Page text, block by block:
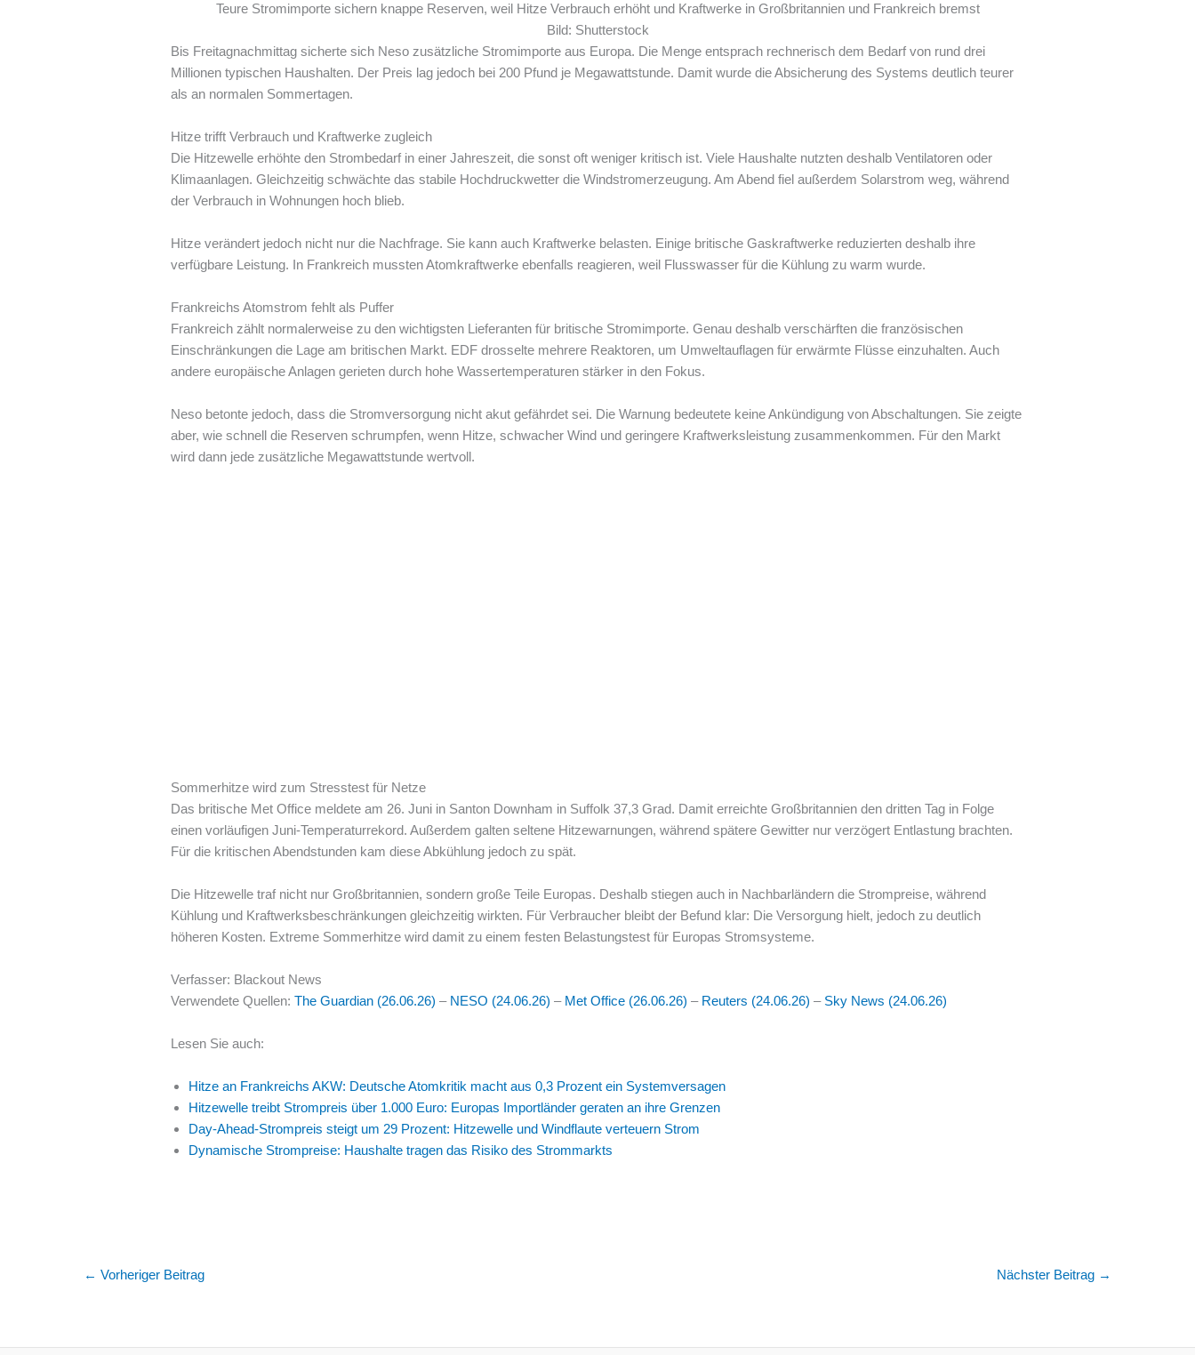
Teure Stromimporte sichern knappe Reserven, weil Hitze Verbrauch erhöht und Kraftwerke in Großbritannien und Frankreich bremst
Bild: Shutterstock
Bis Freitagnachmittag sicherte sich Neso zusätzliche Stromimporte aus Europa. Die Menge entsprach rechnerisch dem Bedarf von rund drei
Millionen typischen Haushalten. Der Preis lag jedoch bei 200 Pfund je Megawattstunde. Damit wurde die Absicherung des Systems deutlich teurer
als an normalen Sommertagen.
Hitze trifft Verbrauch und Kraftwerke zugleich
Die Hitzewelle erhöhte den Strombedarf in einer Jahreszeit, die sonst oft weniger kritisch ist. Viele Haushalte nutzten deshalb Ventilatoren oder
Klimaanlagen. Gleichzeitig schwächte das stabile Hochdruckwetter die Windstromerzeugung. Am Abend fiel außerdem Solarstrom weg, während
der Verbrauch in Wohnungen hoch blieb.
Hitze verändert jedoch nicht nur die Nachfrage. Sie kann auch Kraftwerke belasten. Einige britische Gaskraftwerke reduzierten deshalb ihre
verfügbare Leistung. In Frankreich mussten Atomkraftwerke ebenfalls reagieren, weil Flusswasser für die Kühlung zu warm wurde.
Frankreichs Atomstrom fehlt als Puffer
Frankreich zählt normalerweise zu den wichtigsten Lieferanten für britische Stromimporte. Genau deshalb verschärften die französischen
Einschränkungen die Lage am britischen Markt. EDF drosselte mehrere Reaktoren, um Umweltauflagen für erwärmte Flüsse einzuhalten. Auch
andere europäische Anlagen gerieten durch hohe Wassertemperaturen stärker in den Fokus.
Neso betonte jedoch, dass die Stromversorgung nicht akut gefährdet sei. Die Warnung bedeutete keine Ankündigung von Abschaltungen. Sie zeigte
aber, wie schnell die Reserven schrumpfen, wenn Hitze, schwacher Wind und geringere Kraftwerksleistung zusammenkommen. Für den Markt
wird dann jede zusätzliche Megawattstunde wertvoll.
Sommerhitze wird zum Stresstest für Netze
Das britische Met Office meldete am 26. Juni in Santon Downham in Suffolk 37,3 Grad. Damit erreichte Großbritannien den dritten Tag in Folge
einen vorläufigen Juni-Temperaturrekord. Außerdem galten seltene Hitzewarnungen, während spätere Gewitter nur verzögert Entlastung brachten.
Für die kritischen Abendstunden kam diese Abkühlung jedoch zu spät.
Die Hitzewelle traf nicht nur Großbritannien, sondern große Teile Europas. Deshalb stiegen auch in Nachbarländern die Strompreise, während
Kühlung und Kraftwerksbeschränkungen gleichzeitig wirkten. Für Verbraucher bleibt der Befund klar: Die Versorgung hielt, jedoch zu deutlich
höheren Kosten. Extreme Sommerhitze wird damit zu einem festen Belastungstest für Europas Stromsysteme.
Verfasser: Blackout News
Verwendete Quellen:The Guardian (26.06.26) – NESO (24.06.26) – Met Office (26.06.26) – Reuters (24.06.26) – Sky News (24.06.26)
Lesen Sie auch:
Hitze an Frankreichs AKW: Deutsche Atomkritik macht aus 0,3 Prozent ein Systemversagen
Hitzewelle treibt Strompreis über 1.000 Euro: Europas Importländer geraten an ihre Grenzen
Day-Ahead-Strompreis steigt um 29 Prozent: Hitzewelle und Windflaute verteuern Strom
Dynamische Strompreise: Haushalte tragen das Risiko des Strommarkts
← Vorheriger Beitrag Nächster Beitrag →